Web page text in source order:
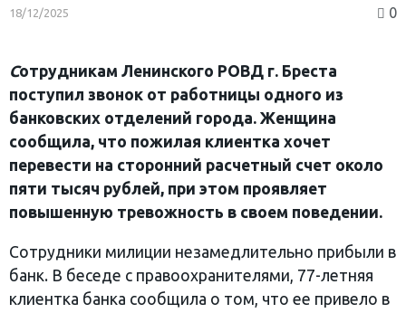
18/12/2025 0
Сотрудникам Ленинского РОВД г. Бреста
поступил звонок от работницы одного из
банковских отделений города. Женщина
сообщила, что пожилая клиентка хочет
перевести на сторонний расчетный счет около
пяти тысяч рублей, при этом проявляет
повышенную тревожность в своем поведении.
Сотрудники милиции незамедлительно прибыли в
банк. В беседе с правоохранителями, 77-летняя
клиентка банка сообщила о том, что ее привело в